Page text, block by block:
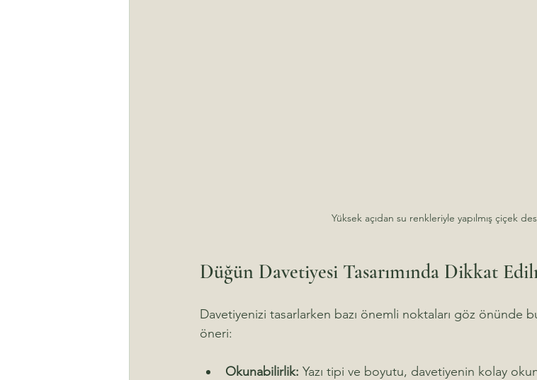
Yüksek açıdan su renkleriyle yapılmış çiçek
Düğün Davetiyesi Tasarımında Dikkat
Davetiyenizi tasarlarken bazı önemli noktaları göz önünde
öneri:
Okunabilirlik: Yazı tipi ve boyutu, davetiyenin kolay